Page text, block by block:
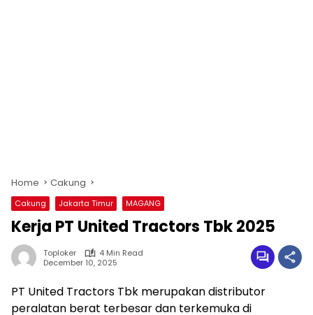
Home Cakung
Cakung Jakarta Timur MAGANG
Kerja PT United Tractors Tbk 2025
Toploker
4 Min Read
December 10, 2025
PT United Tractors Tbk merupakan distributor
peralatan berat terbesar dan terkemuka di